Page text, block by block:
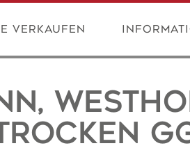
verkaufen